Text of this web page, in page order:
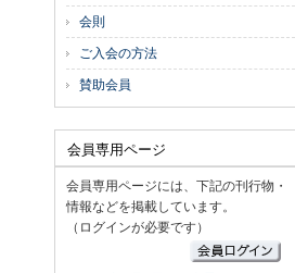
会則
ご入会の方法
賛助会員
会員専用ページ
会員専用ページには、下記の刊行物・
情報などを掲載しています。
（ログインが必要です）